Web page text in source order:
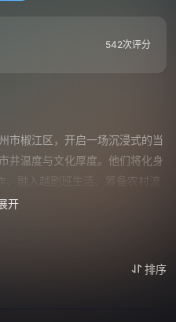
542次评分
市椒江区，开启一场沉浸式的当
井温度与文化厚度。他们将化身
、融入越剧班生活、筹备农村流
、凌晨抢购海鲜、与本土青年乐
州“大气、和气、硬气、灵气”的
开
排序